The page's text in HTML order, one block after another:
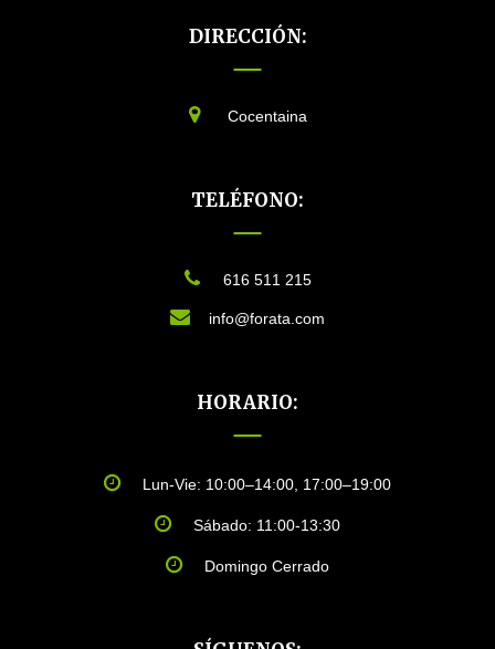
DIRECCIÓN:
Cocentaina
TELÉFONO:
616 511 215
info@forata.com
HORARIO:
Lun-Vie: 10:00–14:00, 17:00–19:00
Sábado: 11:00-13:30
Domingo Cerrado